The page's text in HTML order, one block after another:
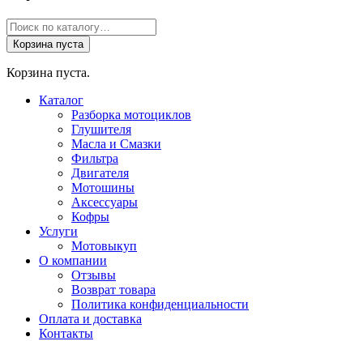
Поиск
товаров
Корзина пуста
Корзина пуста.
Каталог
Разборка мотоциклов
Глушителя
Масла и Смазки
Фильтра
Двигателя
Мотошины
Аксессуары
Кофры
Услуги
Мотовыкуп
О компании
Отзывы
Возврат товара
Политика конфиденциальности
Оплата и доставка
Контакты